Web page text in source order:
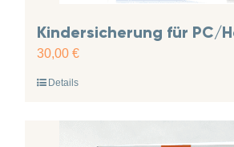
Kindersicherung für PC/
30,00 €
Details